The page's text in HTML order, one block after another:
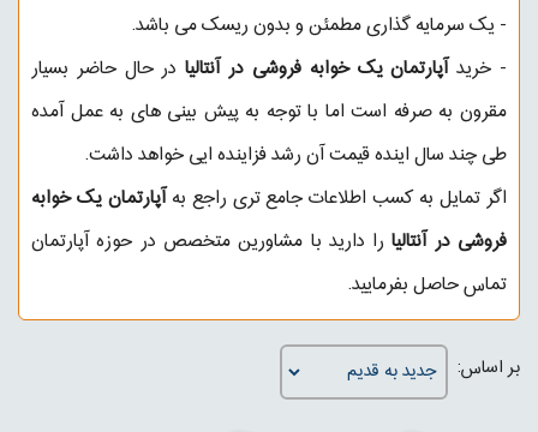
- یک سرمایه گذاری مطمئن و بدون ریسک می باشد.
- خریدآپارتمان یک خوابه فروشی در آنتالیادر حال حاضر بسیار
مقرون به صرفه است اما با توجه به پیش بینی های به عمل آمده
طی چند سال اینده قیمت آن رشد فزاینده ایی خواهد داشت.
اگر تمایل به کسب اطلاعات جامع تری راجع بهآپارتمان یک خوابه
فروشی در آنتالیارا دارید با مشاورین متخصص در حوزه آپارتمان
تماس حاصل بفرمایید.
بر اساس: